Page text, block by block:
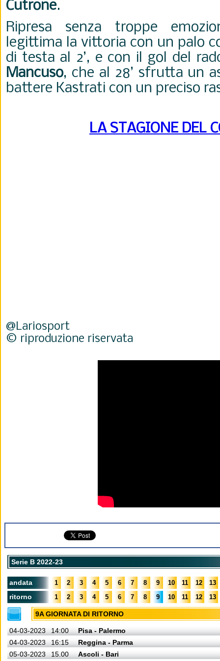
Cutrone.
Ripresa senza troppe
legittima la vittoria con un palo
di testa al 2’, e con il gol del
Mancuso, che al 28’ sfrutta un
battere Kastrati con un preciso
LA STAGIONE DEL
@Lariosport
© riproduzione riservata
Serie B 2022-23
andata 1 2 3 4 5 6 7 8 9 10 11 12 13
ritorno 1 2 3 4 5 6 7 8 9 10 11 12 13
9A GIORNATA DI RITORNO
04-03-2023 14:00
Pisa - Palermo
04-03-2023
16:15
Reggina - Parma
05-03-2023
15.00
Ascoli - Bari